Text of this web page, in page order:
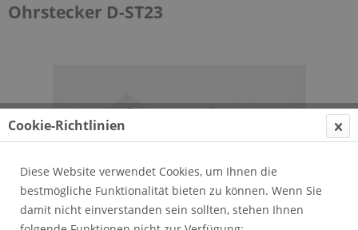
Ohrstecker D-ST23
Cookie-Richtlinien
Diese Website verwendet Cookies, um Ihnen die
bestmögliche Funktionalität bieten zu können. Wenn Sie
damit nicht einverstanden sein sollten, stehen Ihnen